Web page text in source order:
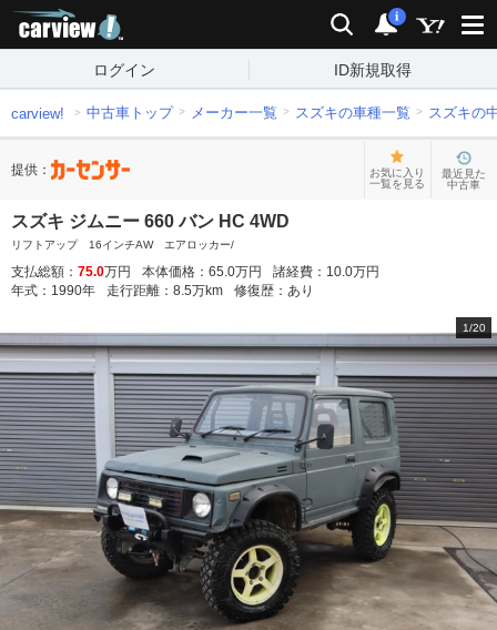
検索 通知
i
ログイン ID新規取得
carview! 中古車トップ メーカー一覧 スズキの車種一覧 スズキの
提供：
お気に入り
一覧を見る
最近見た
中古車
スズキ ジムニー 660 バン HC 4WD
リフトアップ 16インチAW エアロッカー/
支払総額： 75.0万円 本体価格： 65.0万円 諸経費： 10.0万円
年式： 1990年 走行距離： 8.5万km 修復歴： あり
1/20